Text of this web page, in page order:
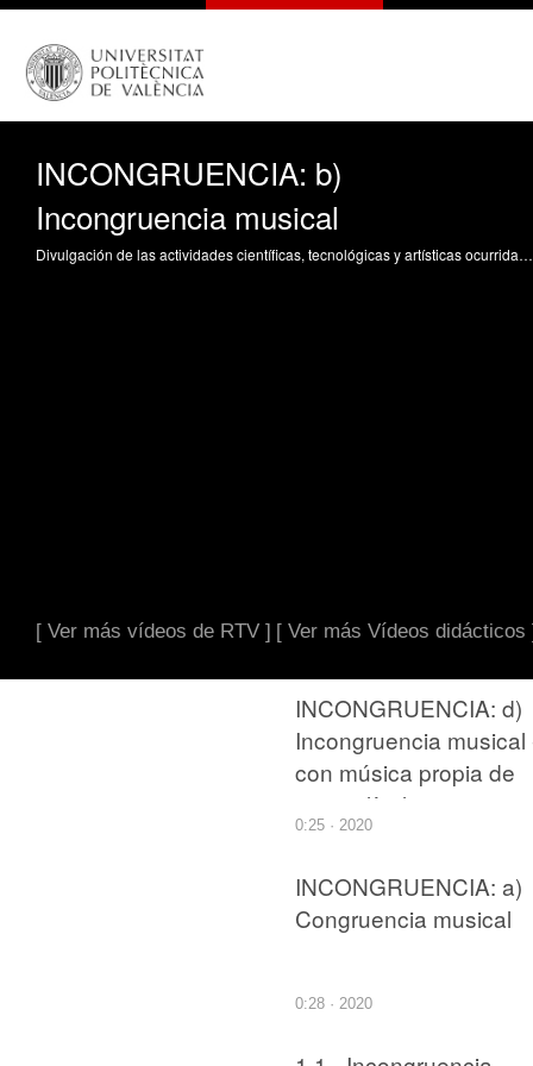
INCONGRUENCIA: b)
Incongruencia musical
Divulgación de las actividades científicas, tecnológicas y artísticas ocurridas en los tres campus de la UPV
[ Ver más vídeos de RTV ] [ Ver más Vídeos didácticos
INCONGRUENCIA: d)
Incongruencia musical
con música propia de
una película
0:25 · 2020
INCONGRUENCIA: a)
Congruencia musical
0:28 · 2020